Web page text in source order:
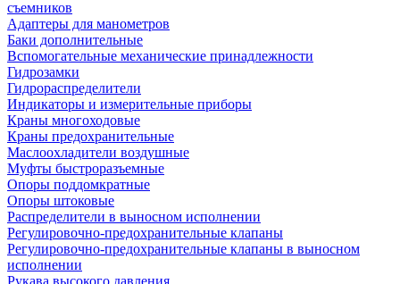
съемников
Адаптеры для манометров
Баки дополнительные
Вспомогательные механические принадлежности
Гидрозамки
Гидрораспределители
Индикаторы и измерительные приборы
Краны многоходовые
Краны предохранительные
Маслоохладители воздушные
Муфты быстроразъемные
Опоры поддомкратные
Опоры штоковые
Распределители в выносном исполнении
Регулировочно-предохранительные клапаны
Регулировочно-предохранительные клапаны в выносном
исполнении
Рукава высокого давления